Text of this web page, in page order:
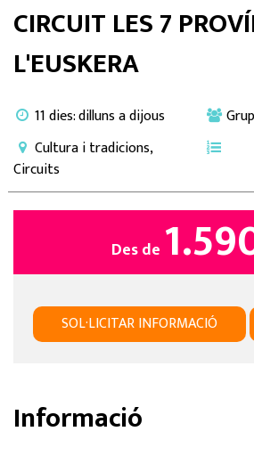
CIRCUIT LES 7
L'EUSKERA
11 dies: dilluns a dijous
Cultura i tradicions,
Circuits
Des de
SOL·LICITAR INFORMACIÓ
Informació